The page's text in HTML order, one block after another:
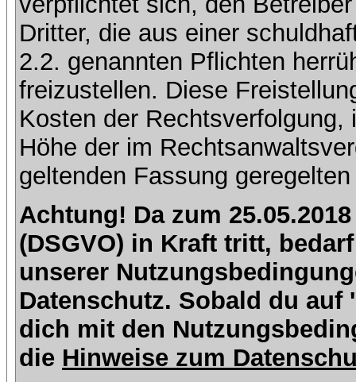
Dritter, die aus einer
2.2. genannten Pflichten
freizustellen. Diese
Kosten der
Höhe der im
geltenden Fassung
Achtung! Da zum
(DSGVO) in Kraft tritt,
unserer
Datenschutz. Sobald du
dich mit den
die Hinweise zum